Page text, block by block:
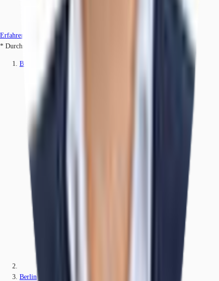
Erfahren Sie mehr
* Durchschnittspreis auf Grundlage historischer Transaktionen.
Büros
Berlin